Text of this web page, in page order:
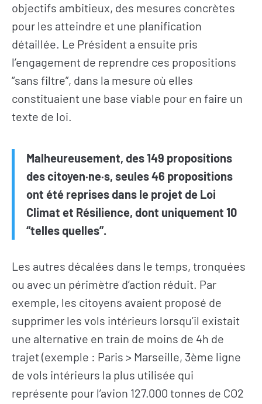
objectifs ambitieux, des mesures concrètes
pour les atteindre et une planification
détaillée. Le Président a ensuite pris
l’engagement de reprendre ces propositions
“sans filtre”, dans la mesure où elles
constituaient une base viable pour en faire un
texte de loi.
Malheureusement, des 149 propositions
des citoyen·ne·s, seules 46 propositions
ont été reprises dans le projet de Loi
Climat et Résilience, dont uniquement 10
“telles quelles”.
Les autres décalées dans le temps, tronquées
ou avec un périmètre d’action réduit. Par
exemple, les citoyens avaient proposé de
supprimer les vols intérieurs lorsqu’il existait
une alternative en train de moins de 4h de
trajet (exemple : Paris > Marseille, 3ème ligne
de vols intérieurs la plus utilisée qui
représente pour l’avion 127.000 tonnes de CO2